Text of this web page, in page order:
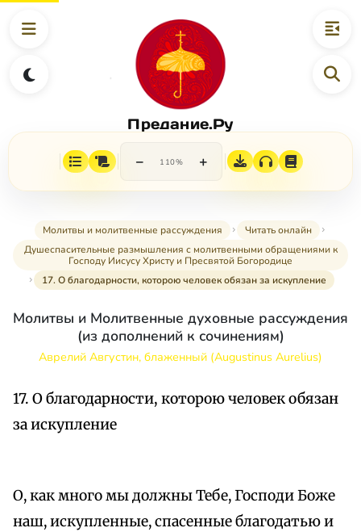
Предание.Ру
− 110% +
Молитвы и молитвенные рассуждения
Читать онлайн
Душеспасительные размышления с молитвенными обращениями к
Господу Иисусу Христу и Пресвятой Богородице
17. О благодарности, которою человек обязан за искупление
Молитвы и Молитвенные духовные рассуждения
(из дополнений к сочинениям)
Аврелий Августин, блаженный (Augustinus Aurelius)
17. О благодарности, которою человек обязан
за искупление
О, как много мы должны Тебе, Господи Боже
наш, искупленные, спасенные благодатью и